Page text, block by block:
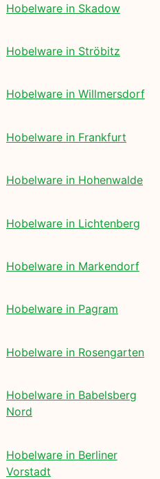
Hobelware in Skadow
Hobelware in Ströbitz
Hobelware in Willmersdorf
Hobelware in Frankfurt
Hobelware in Hohenwalde
Hobelware in Lichtenberg
Hobelware in Markendorf
Hobelware in Pagram
Hobelware in Rosengarten
Hobelware in Babelsberg
Nord
Hobelware in Berliner
Vorstadt